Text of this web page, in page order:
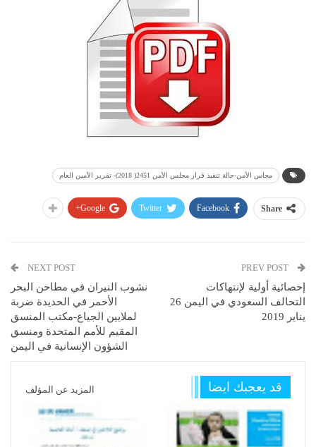
مجاس الأمن-حالة تنفيذ قرار مجلس الأمن 2451( 2018)- تقرير الأمين العام
Share
Facebook
Twitter
Google+
إحصائية أولية لإنتهاكات
التحالف السعودي في اليمن 26
يناير 2019
NEXT POST
نشوب النیران في مطاحن البحر
الأحمر في الحدیدة ضربة
لملایین الجیاع-مكتب المنسق
المقیم للأمم المتحدة ومنسق
الشؤون الإنسانیة في الیمن
قد يعجبك ايضا المزيد عن المؤلف